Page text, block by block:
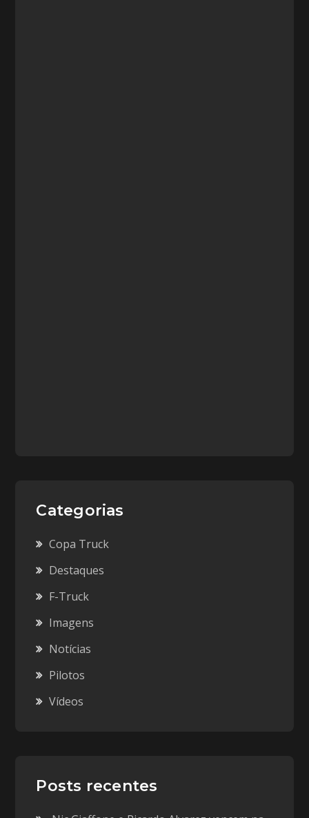
Categorias
Copa Truck
Destaques
F-Truck
Imagens
Notícias
Pilotos
Vídeos
Posts recentes